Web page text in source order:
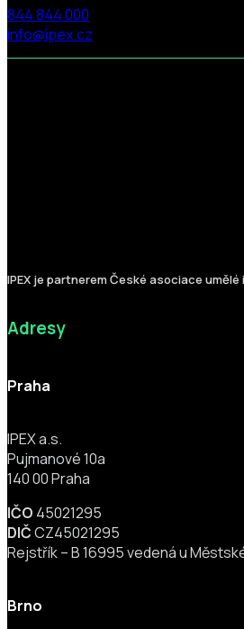
844 844 000
info@ipex.cz
Follow us on Facebook
Follow us on X
Follow us on LinkedIn
Follow us on LinkedIn
IPEX je partnerem České asociace
Adresy
Praha
IPEX a.s.
Pujmanové 10a
140 00 Praha
IČO 45021295
DIČCZ45021295
Rejstřík – B 16995 vedená u
Brno